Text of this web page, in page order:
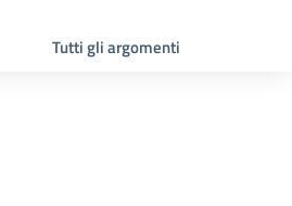
Tutti gli argomenti